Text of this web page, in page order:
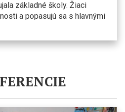
základné školy. Žiaci
a popasujú sa s hlavnými